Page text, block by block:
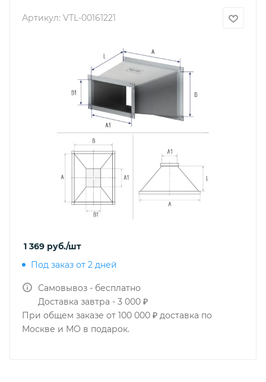
Артикул: VTL-00161221
1 369 руб./шт
Под заказ от 2 дней
Самовывоз - бесплатно
Доставка завтра - 3 000 ₽
При общем заказе от 100 000 ₽ доставка по
Москве и МО в подарок.